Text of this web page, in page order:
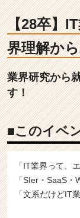
【28卒】
界理解か
業界研究から
す！
■このイベ
「IT業界って、
「SIer・SaaS
「文系だけどIT